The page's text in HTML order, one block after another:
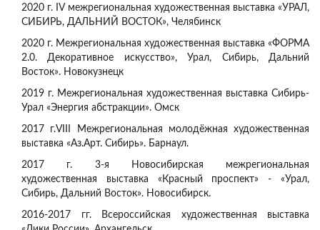
2020 г. IV межрегиональная художественная выставка «УРАЛ,
СИБИРЬ, ДАЛЬНИЙ ВОСТОК», Челябинск
2020 г. Межрегиональная художественная выставка «ФОРМА
2.0. Декоративное искусство», Урал, Сибирь, Дальний
Восток». Новокузнецк
2019 г. Межрегиональная художественная выставка Сибирь-
Урал «Энергия абстракции». Омск
2017 г.VIII Межрегиональная молодёжная художественная
выставка «Аз.Арт. Сибирь». Барнаул.
2017 г. 3-я Новосибирская межрегиональная
художественная выставка «Красный проспект» - «Урал,
Сибирь, Дальний Восток». Новосибирск.
2016-2017 гг. Всероссийская художественная выставка